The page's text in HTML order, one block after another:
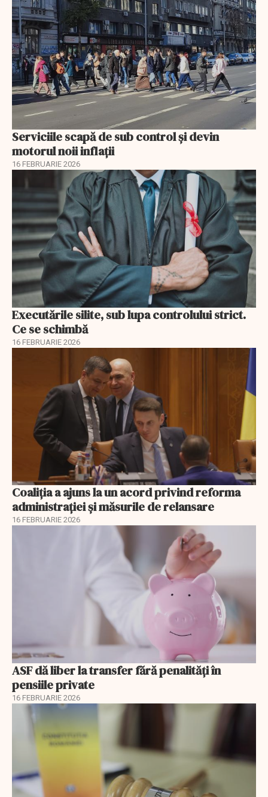
Serviciile scapă de sub control și devin
motorul noii inflații
16 FEBRUARIE 2026
Executările silite, sub lupa controlului strict.
Ce se schimbă
16 FEBRUARIE 2026
Coaliția a ajuns la un acord privind reforma
administrației și măsurile de relansare
16 FEBRUARIE 2026
ASF dă liber la transfer fără penalități în
pensiile private
16 FEBRUARIE 2026